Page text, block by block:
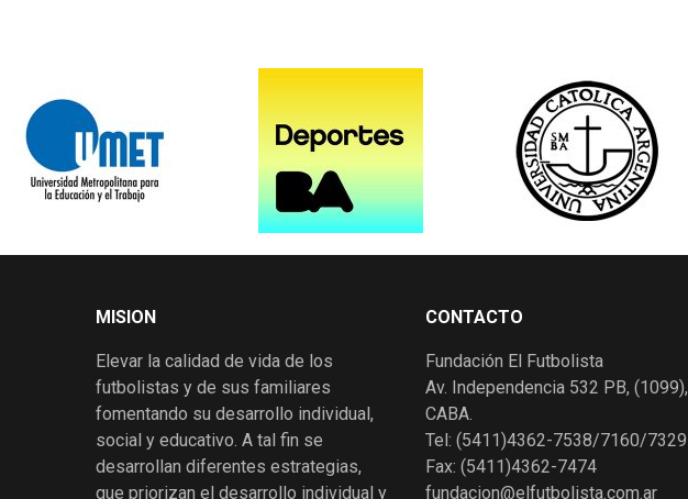
MISION
Elevar la calidad de vida de los
futbolistas y de sus familiares
fomentando su desarrollo individual,
social y educativo. A tal fin se
desarrollan diferentes estrategias,
que priorizan el desarrollo individual y
CONTACTO
Fundación El Futbolista
Av. Independencia 532 PB, (1099),
CABA.
Tel: (5411)4362-7538/7160/7329
Fax: (5411)4362-7474
fundacion@elfutbolista.com.ar